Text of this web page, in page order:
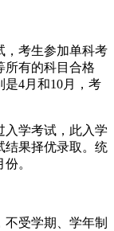
，考生参加单科考
所有的科目合格
是4月和10月，考
入学考试，此入学
结果择优录取。统
。
受学期、学年制